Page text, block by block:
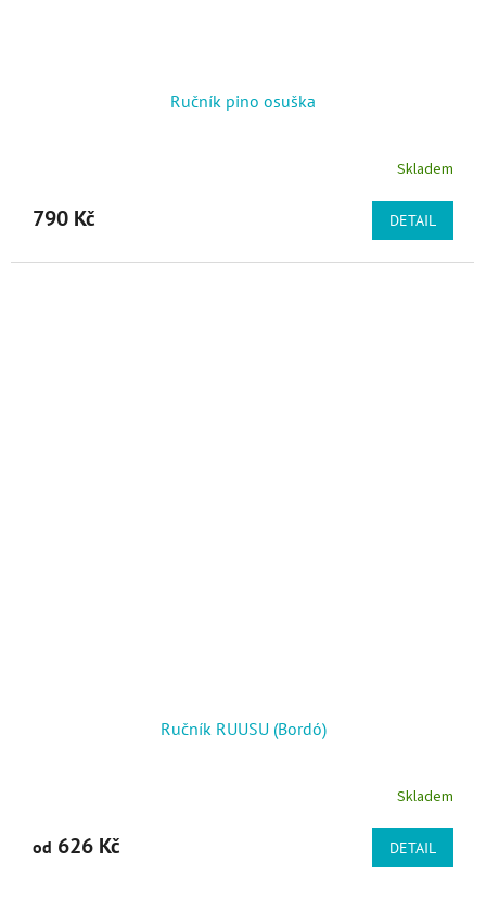
Ručník pino osuška
Skladem
790 Kč DETAIL
Ručník RUUSU (Bordó)
Skladem
od 626 Kč DETAIL